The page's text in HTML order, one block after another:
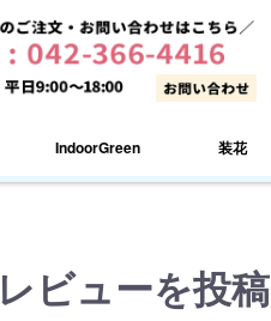
IndoorGreen 装花
レビューを投稿